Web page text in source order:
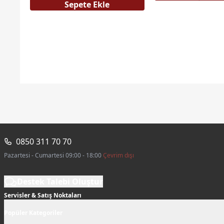
Sepete Ekle
0850 311 70 70
Pazartesi - Cumartesi 09:00 - 18:00Çevrim dışı
Servisler & Satış Noktaları